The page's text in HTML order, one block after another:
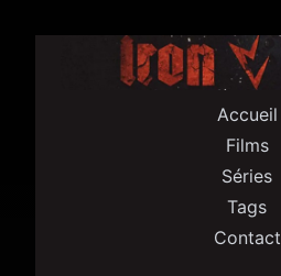
Accueil
Films
Séries
Tags
Contact